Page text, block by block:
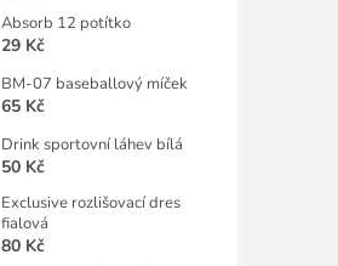
Absorb 12 potítko
29 Kč
BM-07 baseballový míček
65 Kč
Drink sportovní láhev bílá
50 Kč
Exclusive rozlišovací dres
fialová
80 Kč